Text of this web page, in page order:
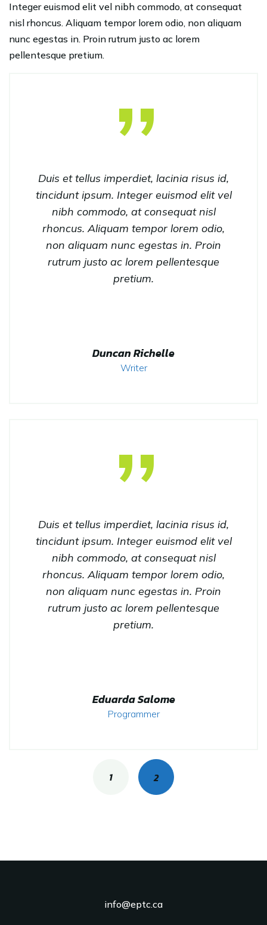
Integer euismod elit vel nibh commodo, at consequat
nisl rhoncus. Aliquam tempor lorem odio, non aliquam
nunc egestas in. Proin rutrum justo ac lorem
pellentesque pretium.
Duis et tellus imperdiet, lacinia risus id,
tincidunt ipsum. Integer euismod elit vel
nibh commodo, at consequat nisl
rhoncus. Aliquam tempor lorem odio,
non aliquam nunc egestas in. Proin
rutrum justo ac lorem pellentesque
pretium.
Duncan Richelle
Writer
Duis et tellus imperdiet, lacinia risus id,
tincidunt ipsum. Integer euismod elit vel
nibh commodo, at consequat nisl
rhoncus. Aliquam tempor lorem odio,
non aliquam nunc egestas in. Proin
rutrum justo ac lorem pellentesque
pretium.
Eduarda Salome
Programmer
1 2
info@eptc.ca